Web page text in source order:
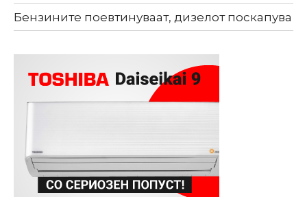
Бензините поевтинуваат, дизелот поскапува